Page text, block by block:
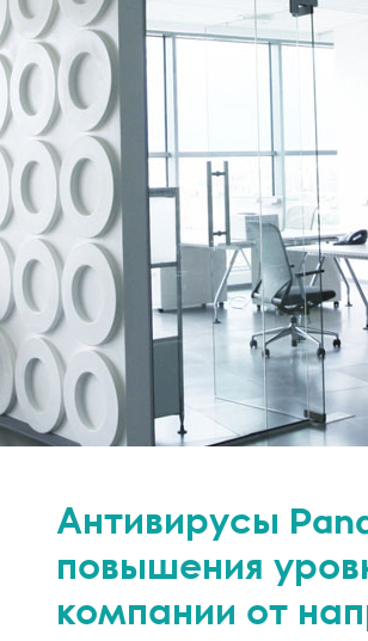
Антивирусы
повышения
компании от